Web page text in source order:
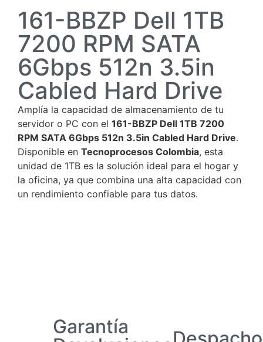
161-BBZP Dell 1TB
7200 RPM SATA
6Gbps 512n 3.5in
Cabled Hard Drive
Amplía la capacidad de almacenamiento de tu
servidor o PC con el 161-BBZP Dell 1TB 7200
RPM SATA 6Gbps 512n 3.5in Cabled Hard Drive.
Disponible en Tecnoprocesos Colombia, esta
unidad de 1TB es la solución ideal para el hogar y
la oficina, ya que combina una alta capacidad con
un rendimiento confiable para tus datos.
Garantía